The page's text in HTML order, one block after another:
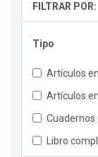
FILTRAR POR:
Tipo
Artículos
Artículos
Cuadernos
Libro